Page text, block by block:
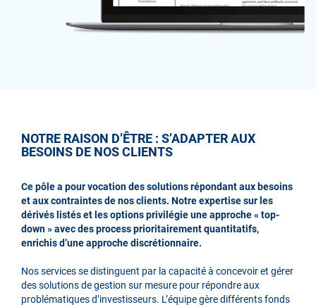
NOTRE RAISON D’ÊTRE : S’ADAPTER AUX
BESOINS DE NOS CLIENTS
Ce pôle a pour vocation des solutions répondant aux besoins
et aux contraintes de nos clients. Notre expertise sur les
dérivés listés et les options privilégie une approche « top-
down » avec des process prioritairement quantitatifs,
enrichis d’une approche discrétionnaire.
Nos services se distinguent par la capacité à concevoir et gérer
des solutions de gestion sur mesure pour répondre aux
problématiques d’investisseurs. L’équipe gère différents fonds